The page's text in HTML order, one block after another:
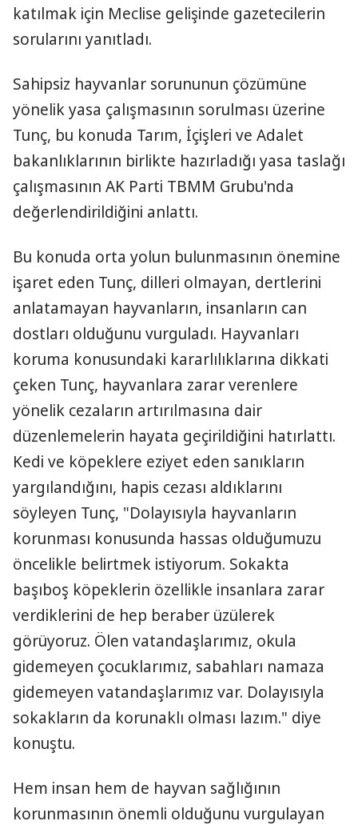
katılmak için Meclise gelişinde gazetecilerin
sorularını yanıtladı.
Sahipsiz hayvanlar sorununun çözümüne
yönelik yasa çalışmasının sorulması üzerine
Tunç, bu konuda Tarım, İçişleri ve Adalet
bakanlıklarının birlikte hazırladığı yasa taslağı
çalışmasının AK Parti TBMM Grubu'nda
değerlendirildiğini anlattı.
Bu konuda orta yolun bulunmasının önemine
işaret eden Tunç, dilleri olmayan, dertlerini
anlatamayan hayvanların, insanların can
dostları olduğunu vurguladı. Hayvanları
koruma konusundaki kararlılıklarına dikkati
çeken Tunç, hayvanlara zarar verenlere
yönelik cezaların artırılmasına dair
düzenlemelerin hayata geçirildiğini hatırlattı.
Kedi ve köpeklere eziyet eden sanıkların
yargılandığını, hapis cezası aldıklarını
söyleyen Tunç, "Dolayısıyla hayvanların
korunması konusunda hassas olduğumuzu
öncelikle belirtmek istiyorum. Sokakta
başıboş köpeklerin özellikle insanlara zarar
verdiklerini de hep beraber üzülerek
görüyoruz. Ölen vatandaşlarımız, okula
gidemeyen çocuklarımız, sabahları namaza
gidemeyen vatandaşlarımız var. Dolayısıyla
sokakların da korunaklı olması lazım." diye
konuştu.
Hem insan hem de hayvan sağlığının
korunmasının önemli olduğunu vurgulayan